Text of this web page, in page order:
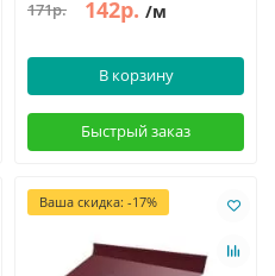
171р. 142р. /м
В корзину
Быстрый заказ
Ваша скидка: -17%